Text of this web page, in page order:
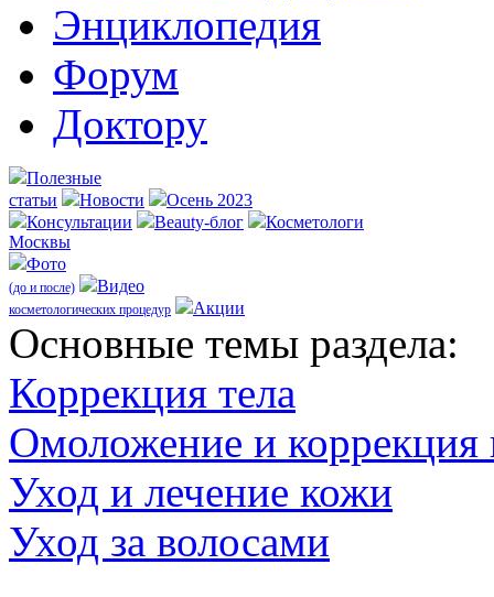
Энциклопедия
Форум
Доктору
Полезные
статьи
Новости
Осень 2023
Консультации
Beauty-блог
Косметологи
Москвы
Фото
(до и после) Видео
косметологических процедур Акции
Оcновные темы раздела:
Коррекция тела
Омоложение и коррекция
Уход и лечение кожи
Уход за волосами